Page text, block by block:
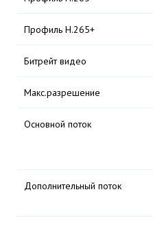
Профиль H.265+
Битрейт видео
Макс.разрешение
Основной поток
Дополнительный поток